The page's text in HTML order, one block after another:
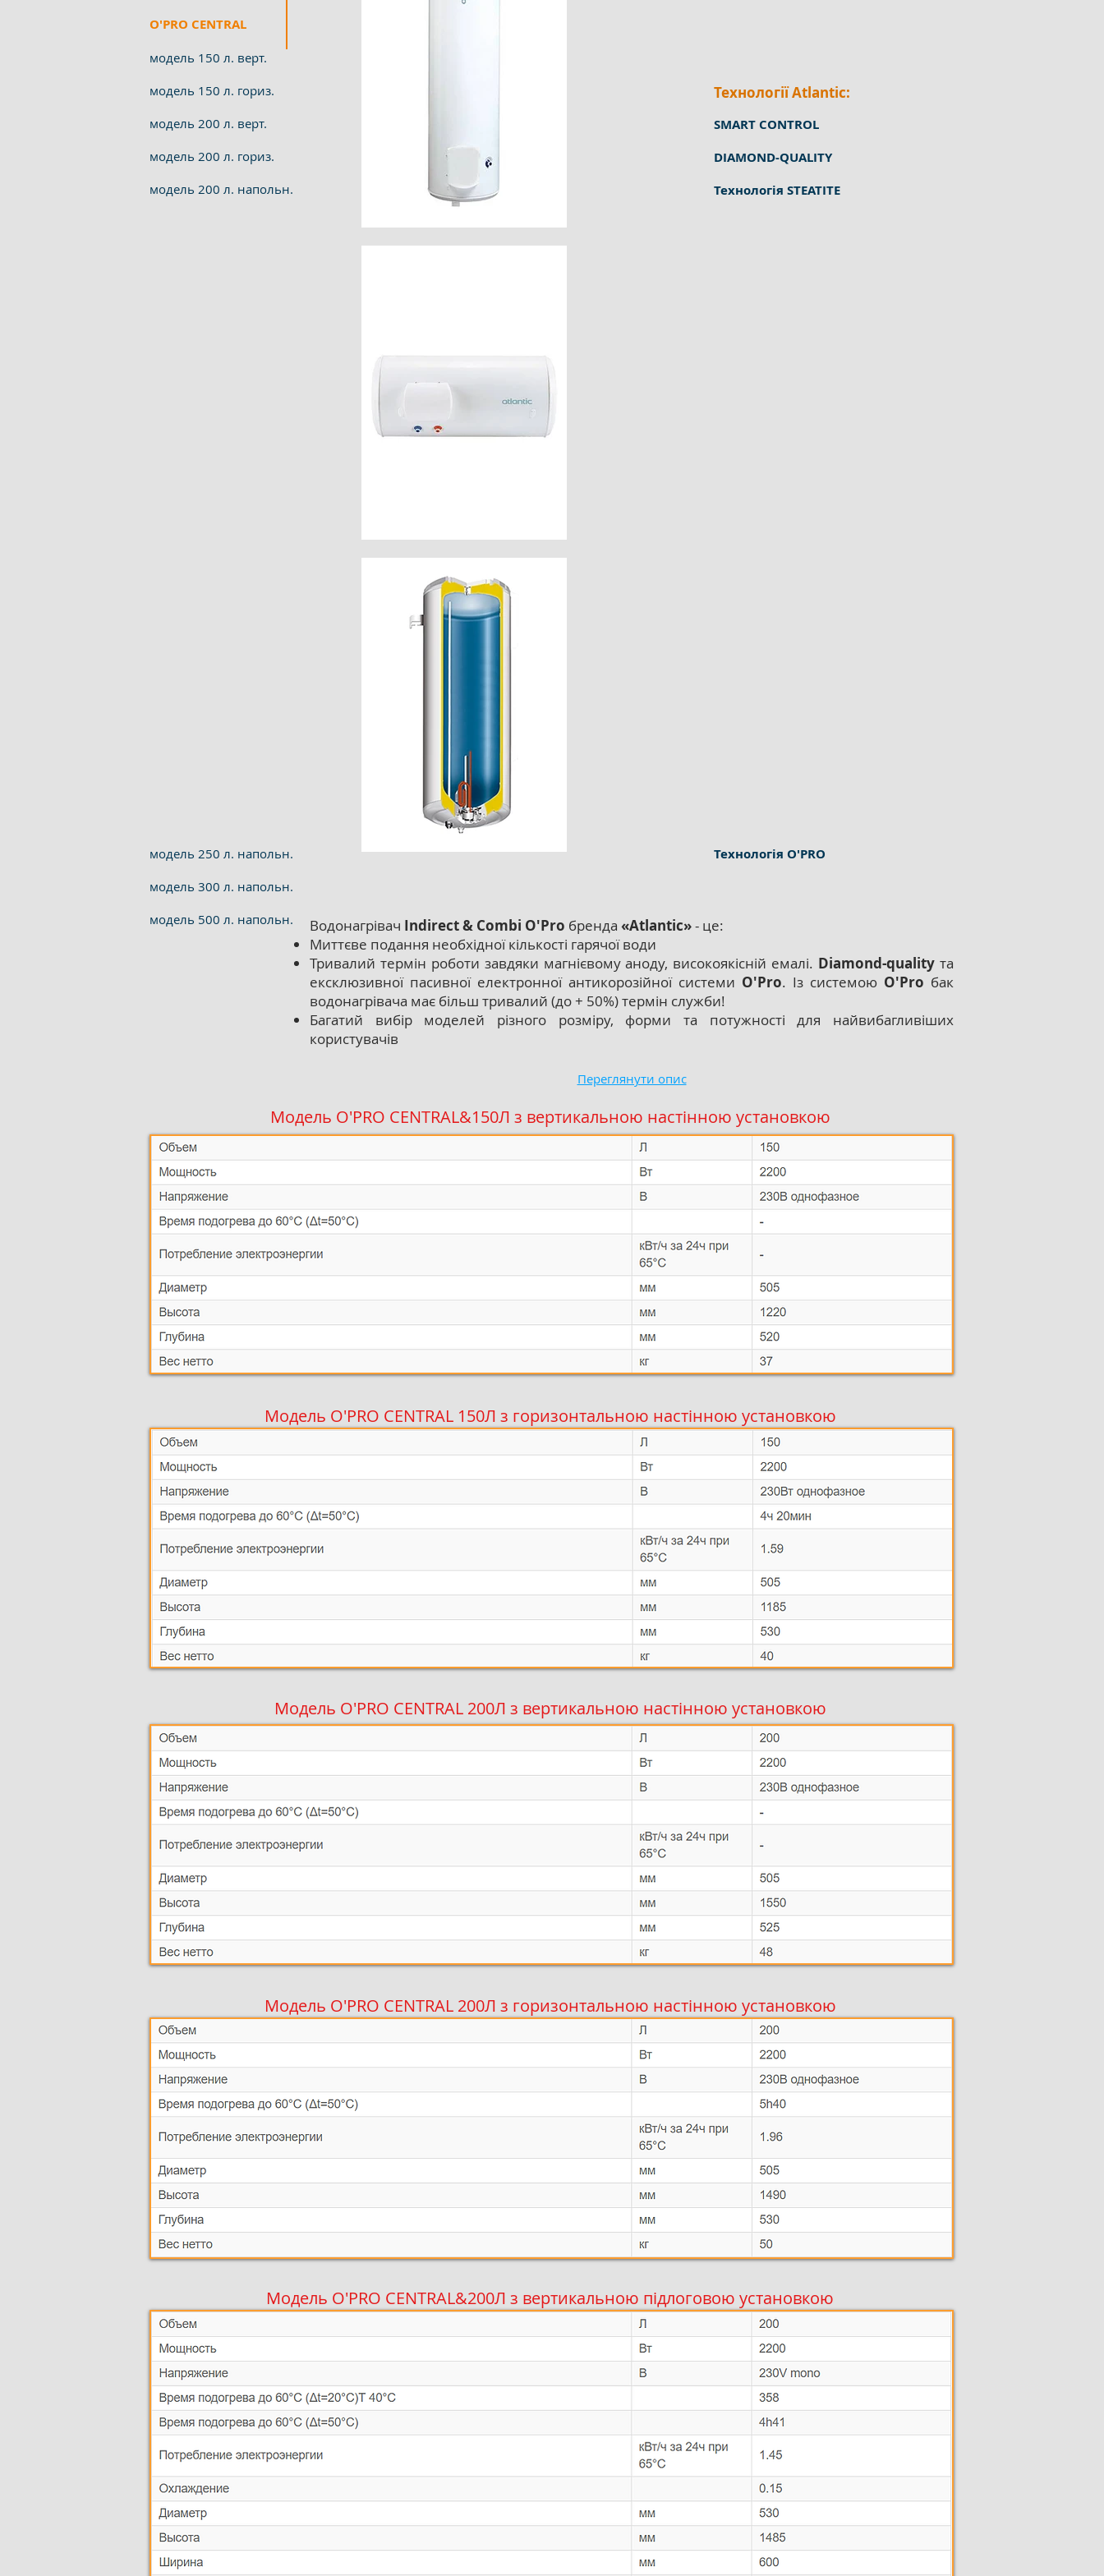
O'PRO CENTRAL
модель 150 л. верт.
модель 150 л. гориз.
модель 200 л. верт.
модель 200 л. гориз.
модель 200 л. напольн.
модель 250 л. напольн.
Натисніть , щоб
Технології Atlantic:
SMART CONTROL
DIAMOND-QUALITY
Технологія STEATITE
Технологія O'PRO
модель 300 л. напольн.
модель 500 л. напольн.
Водонагрівач Indirect & Combi O'Pro бренда «Atlantic»- це:
Миттєве подання необхідної кількості гарячої води
Тривалий термін роботи завдяки магнієвому аноду, високоякісній емалі. Diamond-quality та
ексклюзивної пасивної електронної антикорозійної системи O'Pro. Із системою O'Pro бак
водонагрівача має більш тривалий (до + 50%) термін служби!
Багатий вибір моделей різного розміру, форми та потужності для найвибагливіших
користувачів
Переглянути опис
Модель O'PRO CENTRAL&150Л з вертикальною настінною установкою
Модель O'PRO CENTRAL 150Л з горизонтальною настінною установкою
Модель O'PRO CENTRAL 200Л з вертикальною настінною установкою
Модель O'PRO CENTRAL 200Л з горизонтальною настінною установкою
Модель O'PRO CENTRAL&200Л з вертикальною підлоговою установкою